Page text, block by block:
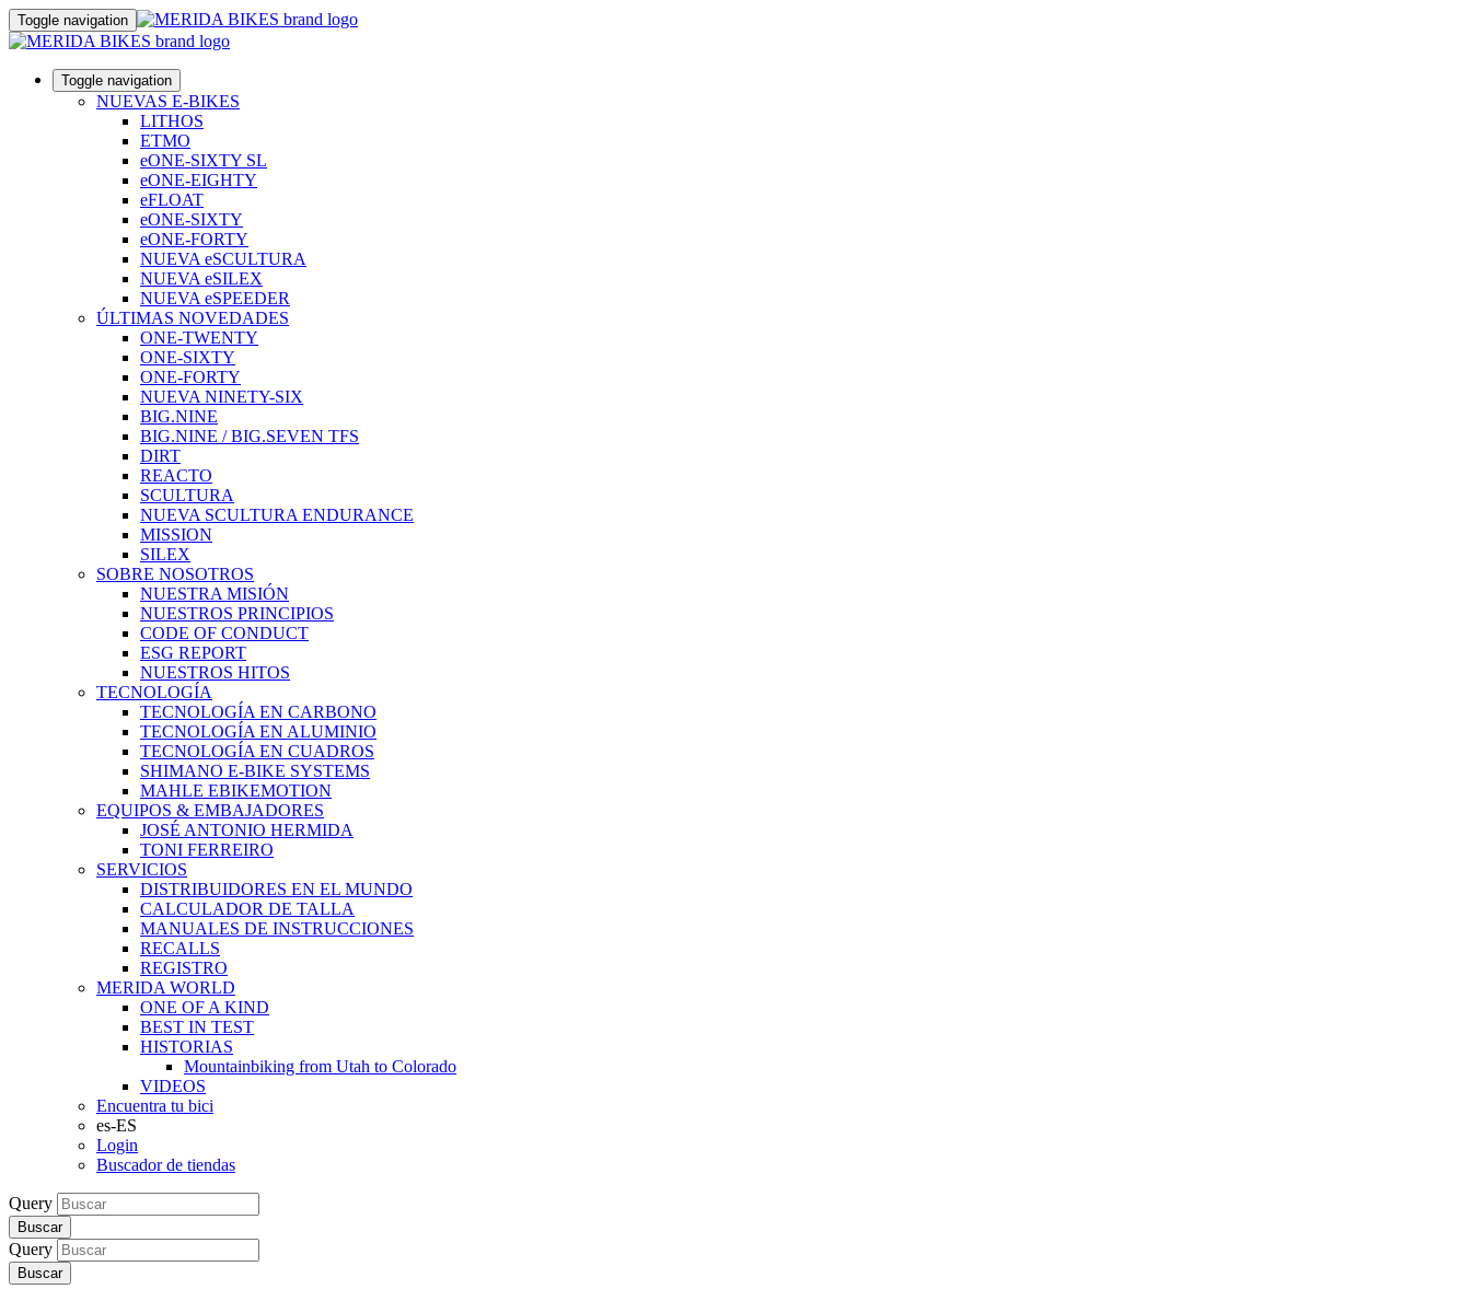
Toggle navigation
Toggle navigation
NUEVAS E-BIKES
LITHOS
ETMO
eONE-SIXTY SL
eONE-EIGHTY
eFLOAT
eONE-SIXTY
eONE-FORTY
NUEVA eSCULTURA
NUEVA eSILEX
NUEVA eSPEEDER
ÚLTIMAS NOVEDADES
ONE-TWENTY
ONE-SIXTY
ONE-FORTY
NUEVA NINETY-SIX
BIG.NINE
BIG.NINE / BIG.SEVEN TFS
DIRT
REACTO
SCULTURA
NUEVA SCULTURA ENDURANCE
MISSION
SILEX
SOBRE NOSOTROS
NUESTRA MISIÓN
NUESTROS PRINCIPIOS
CODE OF CONDUCT
ESG REPORT
NUESTROS HITOS
TECNOLOGÍA
TECNOLOGÍA EN CARBONO
TECNOLOGÍA EN ALUMINIO
TECNOLOGÍA EN CUADROS
SHIMANO E-BIKE SYSTEMS
MAHLE EBIKEMOTION
EQUIPOS & EMBAJADORES
JOSÉ ANTONIO HERMIDA
TONI FERREIRO
SERVICIOS
DISTRIBUIDORES EN EL MUNDO
CALCULADOR DE TALLA
MANUALES DE INSTRUCCIONES
RECALLS
REGISTRO
MERIDA WORLD
ONE OF A KIND
BEST IN TEST
HISTORIAS
Mountainbiking from Utah to Colorado
VIDEOS
Encuentra tu bici
es-ES
Login
Buscador de tiendas
Query
Buscar
Query
Buscar